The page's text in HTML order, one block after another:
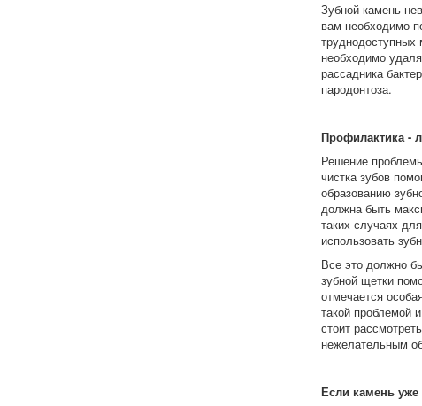
Зубной камень
вам необходимо
труднодоступных
необходимо
рассадника
пародонтоза.
Профилактика -
Решение
чистка зубов
образованию
должна быть
таких случаях
использовать
Все это должно
зубной щетки
отмечается
такой проблемой
стоит
нежелательным
Если камень